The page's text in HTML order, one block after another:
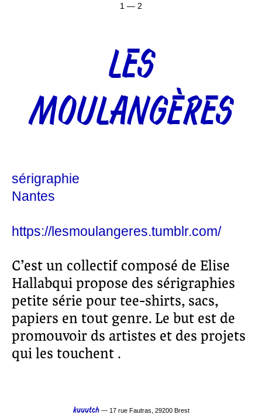
1 — 2
LES
MOULANGÈRES
sérigraphie
Nantes
https://lesmoulangeres.tumblr.com/
C’est un collectif composé de Elise
Hallabqui propose des sérigraphies
petite série pour tee-shirts, sacs,
papiers en tout genre. Le but est de
promouvoir ds artistes et des projets
qui les touchent .
kuuutch— 17 rue Fautras, 29200 Brest